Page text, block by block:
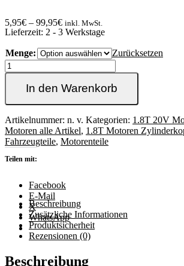
5,95€ – 99,95€ inkl. MwSt.
Lieferzeit: 2 - 3 Werkstage
Menge:
Zurücksetzen
1.8T
20V
Ventilführungen
alle
MKB
Menge
In den Warenkorb
Artikelnummer: n. v. Kategorien: 1.8T 20V
Motoren alle Artikel, 1.8T Motoren
Fahrzeugteile, Motorenteile
Teilen mit:
Facebook
E-Mail
X
WhatsApp
Beschreibung
Zusätzliche Informationen
Produktsicherheit
Rezensionen (0)
Beschreibung